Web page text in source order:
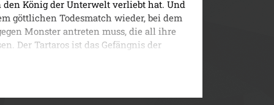
König der Unterwelt verliebt hat. Und
göttlichen Todesmatch wieder, bei dem
Monster antreten muss, die all ihre
Der Tartaros ist das Gefängnis der
auf Rache sinnen. Sie muss sich
und bevor Hades jede Regel bricht,